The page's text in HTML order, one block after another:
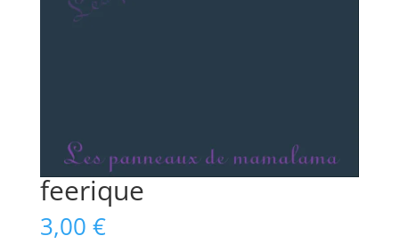
feerique
3,00 €